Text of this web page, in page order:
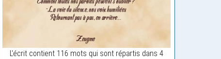
L'écrit contient 116 mots qui sont répartis dans 4